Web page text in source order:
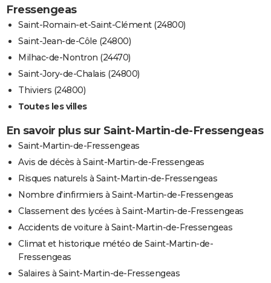
Fressengeas
Saint-Romain-et-Saint-Clément (24800)
Saint-Jean-de-Côle (24800)
Milhac-de-Nontron (24470)
Saint-Jory-de-Chalais (24800)
Thiviers (24800)
Toutes les villes
En savoir plus sur Saint-Martin-de-Fressengeas
Saint-Martin-de-Fressengeas
Avis de décès à Saint-Martin-de-Fressengeas
Risques naturels à Saint-Martin-de-Fressengeas
Nombre d'infirmiers à Saint-Martin-de-Fressengeas
Classement des lycées à Saint-Martin-de-Fressengeas
Accidents de voiture à Saint-Martin-de-Fressengeas
Climat et historique météo de Saint-Martin-de-
Fressengeas
Salaires à Saint-Martin-de-Fressengeas